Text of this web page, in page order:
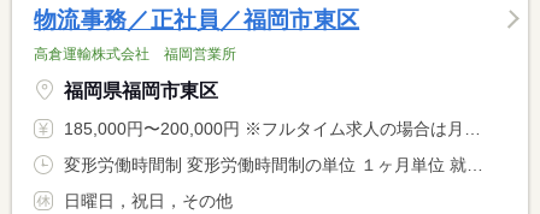
物流事務／正社員／福岡市東区
高倉運輸株式会社 福岡営業所
福岡県福岡市東区
185,000円〜200,000円 ※フルタイム求人の場合は月額（換算額）、パート求人の場合は時間額を表示しています。
日曜日，祝日，その他